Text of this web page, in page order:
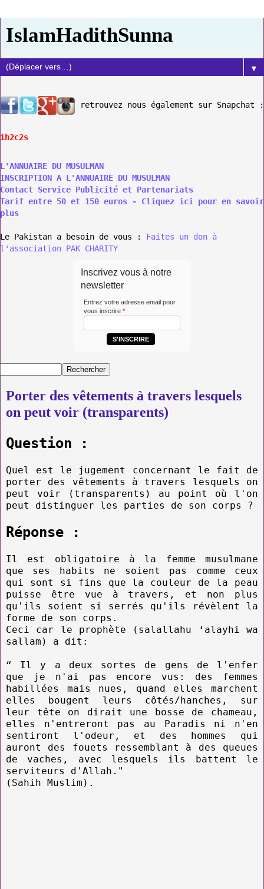
IslamHadithSunna
▼
retrouvez nous également sur Snapchat :
ih2c2s
L'ANNUAIRE DU MUSULMAN
INSCRIPTION A L'ANNUAIRE DU MUSULMAN
Contact Service Publicité et Partenariats
Tarif entre 50 et 150 euros - Cliquez ici pour en savoir
plus
Le Pakistan a besoin de vous : Faites un don à
l'association PAK CHARITY
Inscrivez vous à notre
newsletter
Entrez votre adresse email pour
vous inscrire *
S'INSCRIRE
Porter des vêtements à travers lesquels
on peut voir (transparents)
Question :
Quel est le jugement concernant le fait de
porter des vêtements à travers lesquels on
peut voir (transparents) au point où l'on
peut distinguer les parties de son corps ?
Réponse :
Il est obligatoire à la femme musulmane
que ses habits ne soient pas comme ceux
qui sont si fins que la couleur de la peau
puisse être vue à travers, et non plus
qu'ils soient si serrés qu'ils révèlent la
forme de son corps.
Ceci car le prophète (salallahu ‘alayhi wa
sallam) a dit:
“ Il y a deux sortes de gens de l'enfer
que je n'ai pas encore vus: des femmes
habillées mais nues, quand elles marchent
elles bougent leurs côtés/hanches, sur
leur tête on dirait une bosse de chameau,
elles n'entreront pas au Paradis ni n'en
sentiront l'odeur, et des hommes qui
auront des fouets ressemblant à des queues
de vaches, avec lesquels ils battent le
serviteurs d'Allah."
(Sahih Muslim).